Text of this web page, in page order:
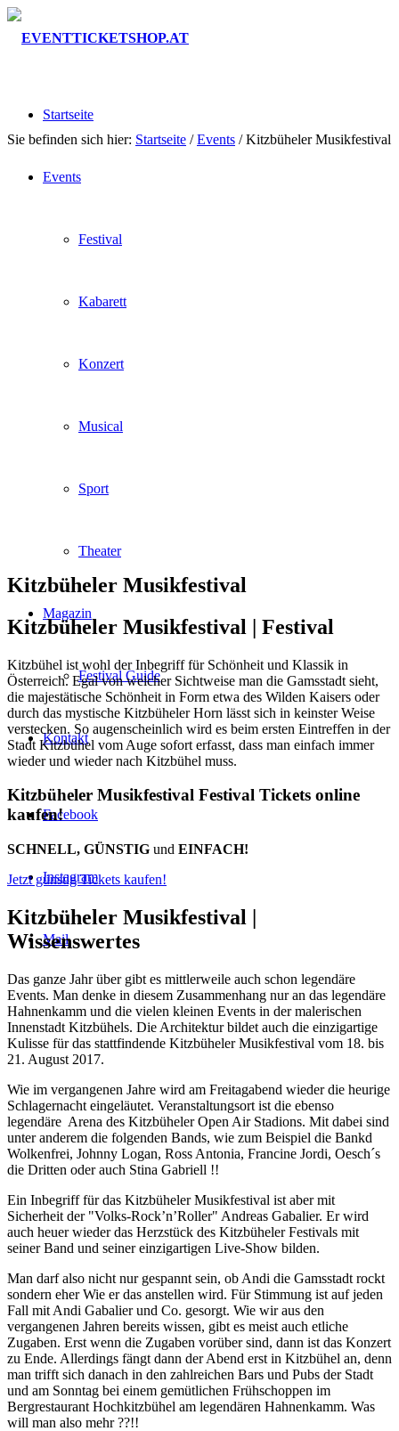
Startseite
Events
Festival
Kabarett
Konzert
Musical
Sport
Theater
Magazin
Festival Guide
Kontakt
Facebook
Instagram
Mail
Sie befinden sich hier: Startseite / Events / Kitzbüheler Musikfestival
Kitzbüheler Musikfestival
Kitzbüheler Musikfestival | Festival
Kitzbühel ist wohl der Inbegriff für Schönheit und Klassik in
Österreich. Egal von welcher Sichtweise man die Gamsstadt sieht,
die majestätische Schönheit in Form etwa des Wilden Kaisers oder
durch das mystische Kitzbüheler Horn lässt sich in keinster Weise
verstecken. So augenscheinlich wird es beim ersten Eintreffen in der
Stadt Kitzbühel vom Auge sofort erfasst, dass man einfach immer
wieder und wieder nach Kitzbühel muss.
Kitzbüheler Musikfestival Festival Tickets online
kaufen!
SCHNELL, GÜNSTIG und EINFACH!
Jetzt günstig Tickets kaufen!
Kitzbüheler Musikfestival |
Wissenswertes
Das ganze Jahr über gibt es mittlerweile auch schon legendäre
Events. Man denke in diesem Zusammenhang nur an das legendäre
Hahnenkamm und die vielen kleinen Events in der malerischen
Innenstadt Kitzbühels. Die Architektur bildet auch die einzigartige
Kulisse für das stattfindende Kitzbüheler Musikfestival vom 18. bis
21. August 2017.
Wie im vergangenen Jahre wird am Freitagabend wieder die heurige
Schlagernacht eingeläutet. Veranstaltungsort ist die ebenso
legendäre Arena des Kitzbüheler Open Air Stadions. Mit dabei sind
unter anderem die folgenden Bands, wie zum Beispiel die Bankd
Wolkenfrei, Johnny Logan, Ross Antonia, Francine Jordi, Oesch´s
die Dritten oder auch Stina Gabriell !!
Ein Inbegriff für das Kitzbüheler Musikfestival ist aber mit
Sicherheit der "Volks-Rock’n’Roller" Andreas Gabalier. Er wird
auch heuer wieder das Herzstück des Kitzbüheler Festivals mit
seiner Band und seiner einzigartigen Live-Show bilden.
Man darf also nicht nur gespannt sein, ob Andi die Gamsstadt rockt
sondern eher Wie er das anstellen wird. Für Stimmung ist auf jeden
Fall mit Andi Gabalier und Co. gesorgt. Wie wir aus den
vergangenen Jahren bereits wissen, gibt es meist auch etliche
Zugaben. Erst wenn die Zugaben vorüber sind, dann ist das Konzert
zu Ende. Allerdings fängt dann der Abend erst in Kitzbühel an, denn
man trifft sich danach in den zahlreichen Bars und Pubs der Stadt
und am Sonntag bei einem gemütlichen Frühschoppen im
Bergrestaurant Hochkitzbühel am legendären Hahnenkamm. Was
will man also mehr ??!!